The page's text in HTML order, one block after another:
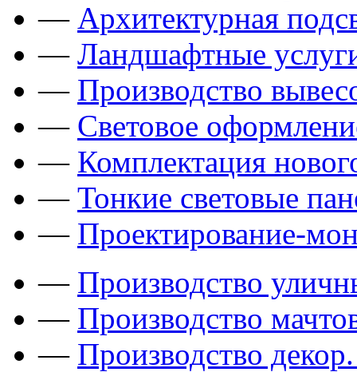
— Архитектурная
— Ландшафтные
— Производство
— Световое
— Комплектация
— Тонкие световые
— Проектирование-
— Производство
— Производство
— Производство